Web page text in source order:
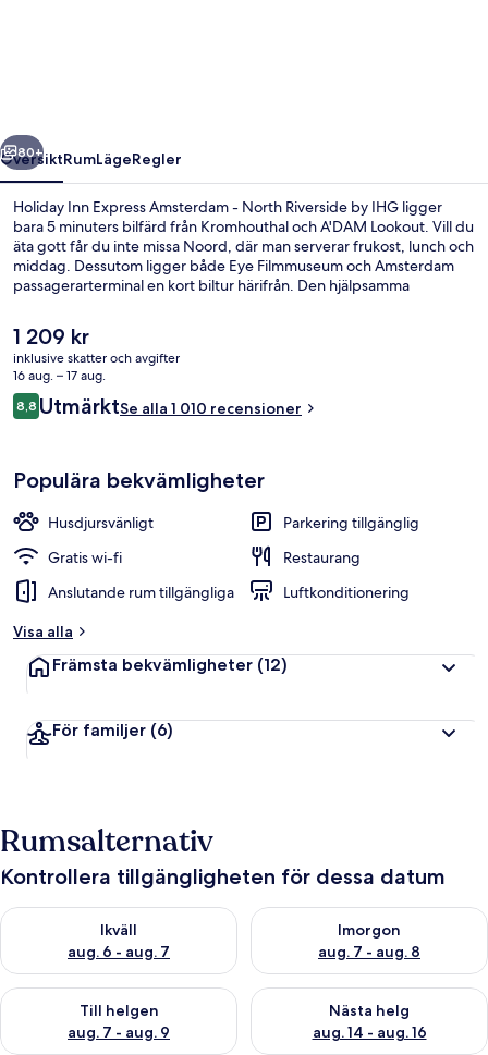
Riverside
by
IHG
Nästa
80+
ÖversiktRumLägeRegler
Holiday Inn Express Amsterdam - North Riverside by IHG ligger
bara 5 minuters bilfärd från Kromhouthal och A'DAM Lookout. Vill du
äta gott får du inte missa Noord, där man serverar frukost, lunch och
middag. Dessutom ligger både Eye Filmmuseum och Amsterdam
passagerarterminal en kort biltur härifrån. Den hjälpsamma
resenärer. Boendet ligger bara en kort promenad från
kollektivtrafik. Till Noorderpark Station tar det inte mer än 9 minuter
att gå.
Det
nuvarande
priset
är
1 209 kr
1 209 kr
inklusive skatter och avgifter
16 aug. – 17 aug.
Recensioner
8,88,8 av 10,
UtmärktSe alla 1 010 recensioner
Populära bekvämligheter
Husdjursvänligt
Parkering tillgänglig
Gratis wi-fi
Restaurang
Anslutande rum tillgängliga
Luftkonditionering
Visa alla
Främsta bekvämligheter (12)
För familjer (6)
Rumsalternativ
Kontrollera tillgängligheten för dessa datum
Ikväll
aug. 6 - aug. 7
Kontrollera tillgängligheten för ikväll aug. 6 - aug. 7
Imorgon
aug. 7 - aug. 8
Kontrollera tillgängligheten
Till helgen
aug. 7 - aug. 9
Kontrollera tillgängligheten för den här helgen aug. 7 - aug. 9
Nästa helg
aug. 14 - aug. 16
Kontrollera tillgängligheten